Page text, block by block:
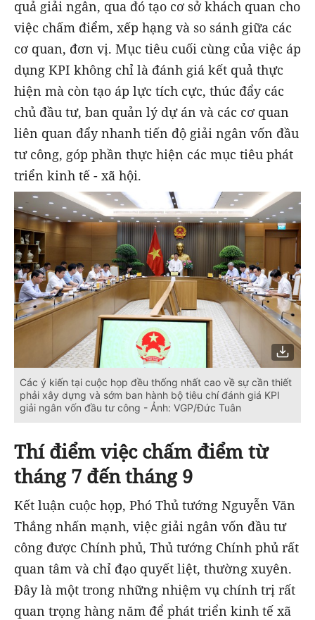
quả giải ngân, qua đó tạo cơ sở khách quan cho
việc chấm điểm, xếp hạng và so sánh giữa các
cơ quan, đơn vị. Mục tiêu cuối cùng của việc áp
dụng KPI không chỉ là đánh giá kết quả thực
hiện mà còn tạo áp lực tích cực, thúc đẩy các
chủ đầu tư, ban quản lý dự án và các cơ quan
liên quan đẩy nhanh tiến độ giải ngân vốn đầu
tư công, góp phần thực hiện các mục tiêu phát
triển kinh tế - xã hội.
Các ý kiến tại cuộc họp đều thống nhất cao về sự cần thiết
phải xây dựng và sớm ban hành bộ tiêu chí đánh giá KPI
giải ngân vốn đầu tư công - Ảnh: VGP/Đức Tuân
Thí điểm việc chấm điểm từ
tháng 7 đến tháng 9
Kết luận cuộc họp, Phó Thủ tướng Nguyễn Văn
Thắng nhấn mạnh, việc giải ngân vốn đầu tư
công được Chính phủ, Thủ tướng Chính phủ rất
quan tâm và chỉ đạo quyết liệt, thường xuyên.
Đây là một trong những nhiệm vụ chính trị rất
quan trọng hàng năm để phát triển kinh tế xã